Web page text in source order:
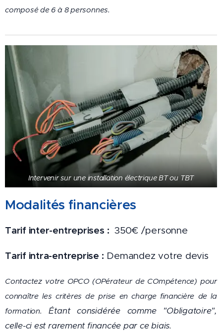
composé de 6 à 8 personnes.
Intervenir sur une installation électrique BT ou TBT
Modalités financières
Tarif inter-entreprises : 350€ /personne
Tarif intra-entreprise : Demandez votre devis
Contactez votre OPCO(OPérateur de COmpétence) pour
connaître les critères de prise en charge financière de la
formation.
Étant considérée comme "Obligatoire",
celle-ci est rarement financée par ce biais.